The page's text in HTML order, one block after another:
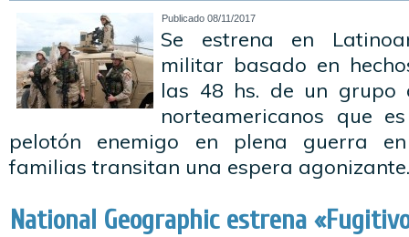
Publicado 08/11/2017
Se estrena en
militar basado en
las 48 hs. de un grupo
norteamericanos que
pelotón enemigo en plena guerra
familias transitan una espera
National Geographic estrena